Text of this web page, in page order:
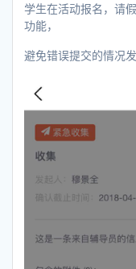
学生在活动报名，请
功能，
避免错误提交的情况发